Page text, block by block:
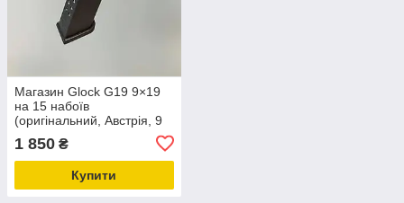
Магазин Glock G19 9×19
на 15 набоїв
(оригінальний, Австрія, 9
1 850 ₴
Купити